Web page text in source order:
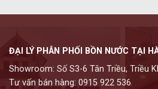
ĐẠI LÝ PHÂN PHỐI BỒN NƯỚC TẠI
Showroom: Số S3-6 Tân Triều, Triều
Tư vấn bán hàng: 0915 922 536